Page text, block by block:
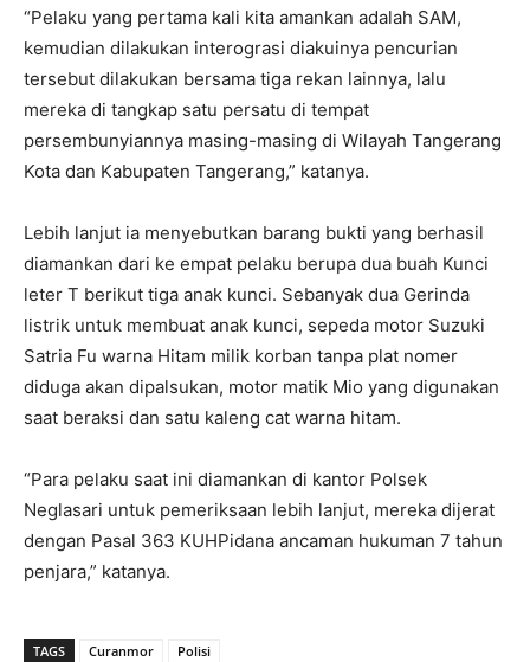
“Pelaku yang pertama kali kita amankan adalah SAM,
kemudian dilakukan interograsi diakuinya pencurian
tersebut dilakukan bersama tiga rekan lainnya, lalu
mereka di tangkap satu persatu di tempat
persembunyiannya masing-masing di Wilayah Tangerang
Kota dan Kabupaten Tangerang,” katanya.
Lebih lanjut ia menyebutkan barang bukti yang berhasil
diamankan dari ke empat pelaku berupa dua buah Kunci
leter T berikut tiga anak kunci. Sebanyak dua Gerinda
listrik untuk membuat anak kunci, sepeda motor Suzuki
Satria Fu warna Hitam milik korban tanpa plat nomer
diduga akan dipalsukan, motor matik Mio yang digunakan
saat beraksi dan satu kaleng cat warna hitam.
“Para pelaku saat ini diamankan di kantor Polsek
Neglasari untuk pemeriksaan lebih lanjut, mereka dijerat
dengan Pasal 363 KUHPidana ancaman hukuman 7 tahun
penjara,” katanya.
TAGS Curanmor Polisi